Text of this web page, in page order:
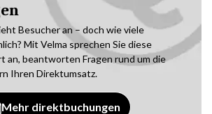
Besucher an – doch wie viele
Mit Velma sprechen Sie diese
an, beantworten Fragen rund um die
Ihren Direktumsatz.
Mehr direktbuchungen